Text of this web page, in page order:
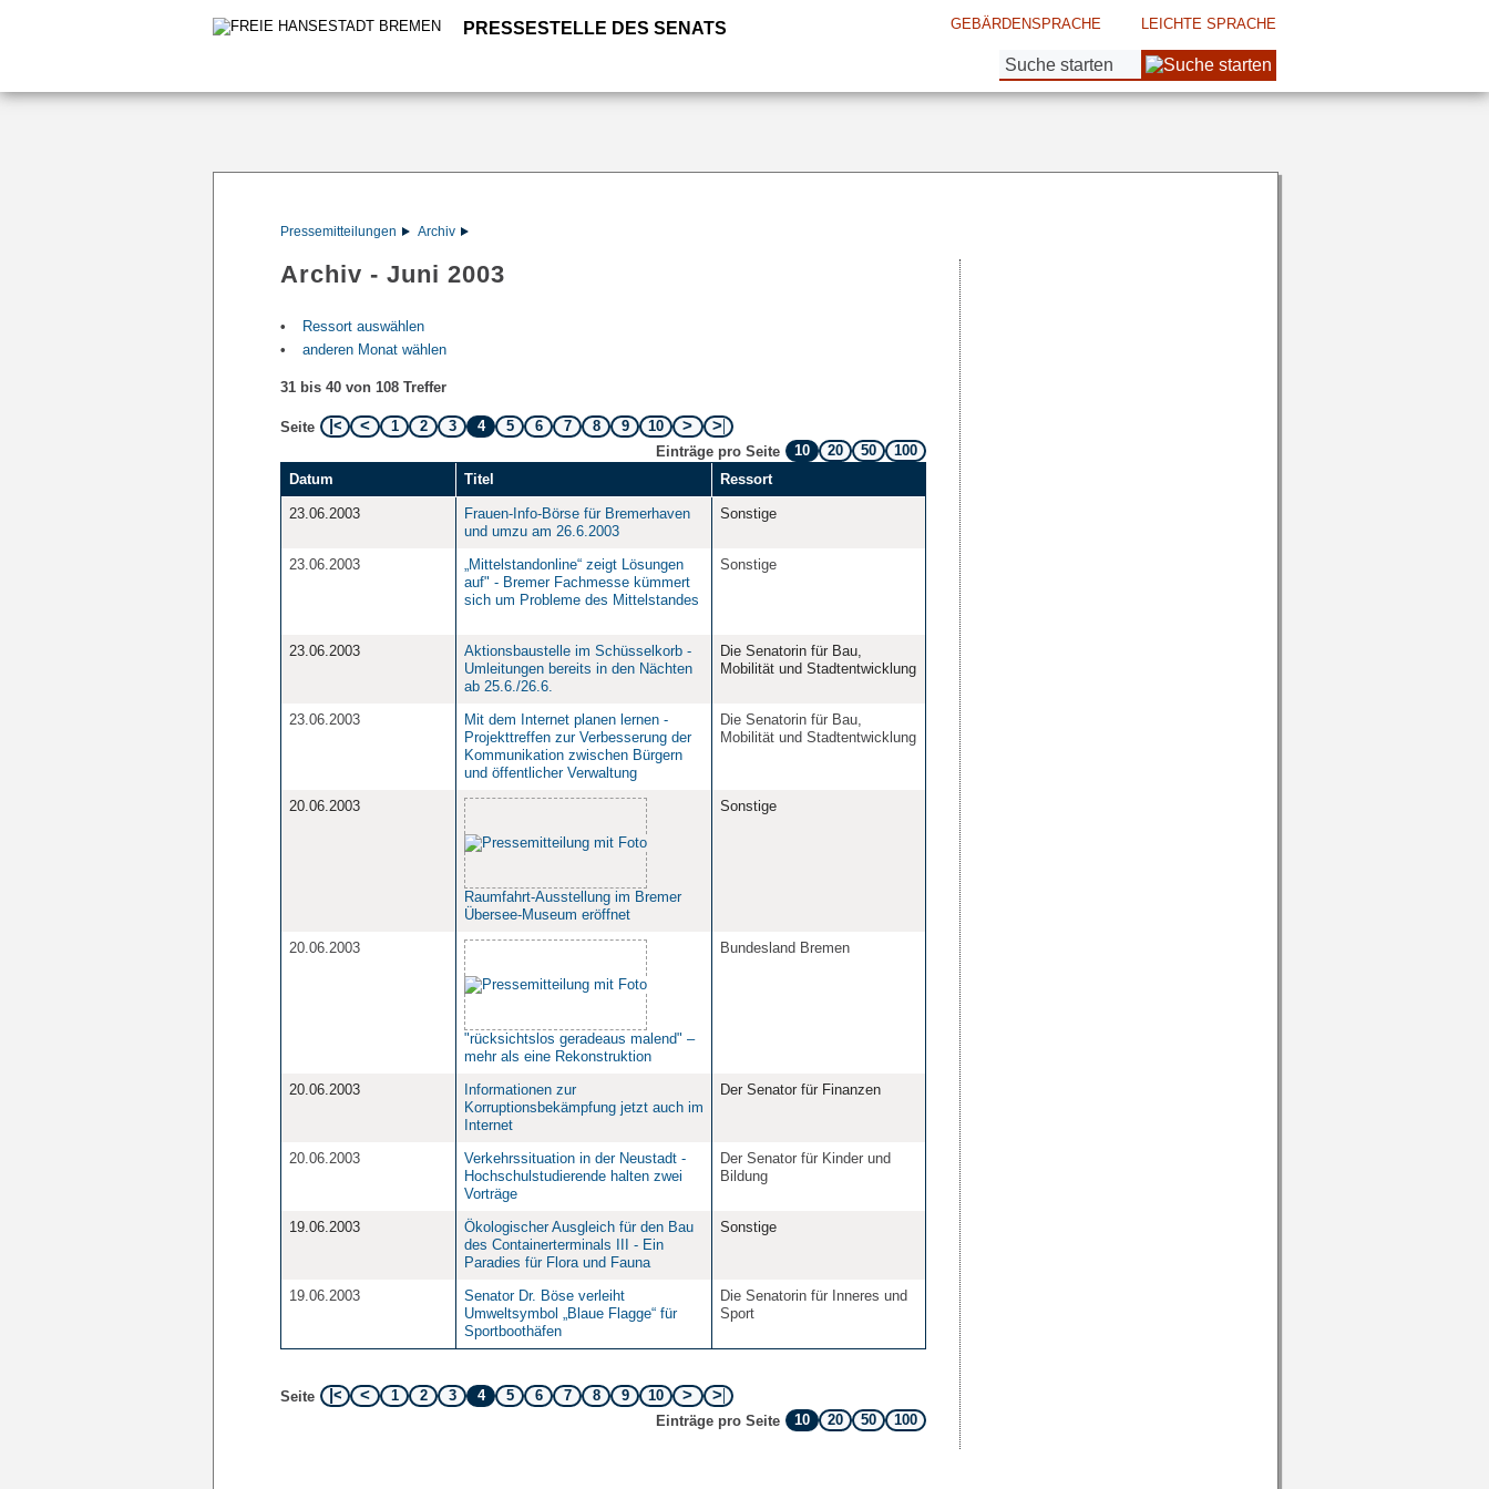
PRESSESTELLE DES SENATS GEBÄRDENSPRACHE LEICHTE SPRACHE
Suche:
Pressemitteilungen Archiv
Archiv - Juni 2003
Ressort auswählen
anderen Monat wählen
31 bis 40 von 108 Treffer
Seite 1 2 3 4 5 6 7 8 9
10
Einträge pro Seite
10 20 50
100
Datum
Titel Ressort
23.06.2003
Frauen-Info-Börse für Bremerhaven
und umzu am 26.6.2003
Sonstige
23.06.2003
„Mittelstandonline“ zeigt Lösungen
auf" - Bremer Fachmesse kümmert
sich um Probleme des Mittelstandes
Sonstige
23.06.2003
Aktionsbaustelle im Schüsselkorb -
Umleitungen bereits in den Nächten
ab 25.6./26.6.
Die Senatorin für Bau,
Mobilität und Stadtentwicklung
23.06.2003
Mit dem Internet planen lernen -
Projekttreffen zur Verbesserung der
Kommunikation zwischen Bürgern
und öffentlicher Verwaltung
Die Senatorin für Bau,
Mobilität und Stadtentwicklung
20.06.2003
Raumfahrt-Ausstellung im Bremer
Übersee-Museum eröffnet
Sonstige
20.06.2003
"rücksichtslos geradeaus malend" –
mehr als eine Rekonstruktion
Bundesland Bremen
20.06.2003
Informationen zur
Korruptionsbekämpfung jetzt auch im
Internet
Der Senator für Finanzen
20.06.2003
Verkehrssituation in der Neustadt -
Hochschulstudierende halten zwei
Vorträge
Der Senator für Kinder und
Bildung
19.06.2003
Ökologischer Ausgleich für den Bau
des Containerterminals III - Ein
Paradies für Flora und Fauna
Sonstige
19.06.2003
Senator Dr. Böse verleiht
Umweltsymbol „Blaue Flagge“ für
Sportboothäfen
Die Senatorin für Inneres und
Sport
Seite 1 2 3 4 5 6 7 8 9
10
Einträge pro Seite
10 20 50 100